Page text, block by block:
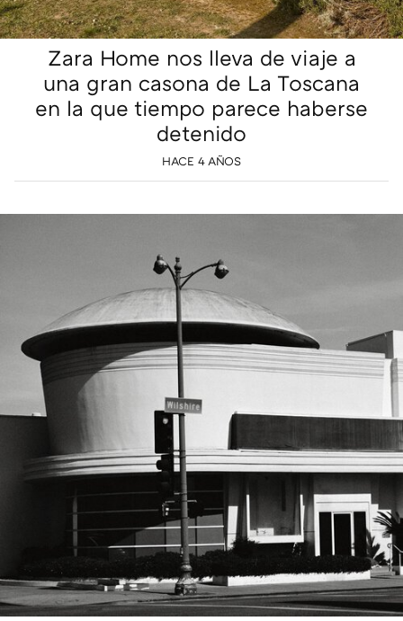
Zara Home nos lleva de viaje a
una gran casona de La Toscana
en la que tiempo parece haberse
detenido
HACE 4 AÑOS